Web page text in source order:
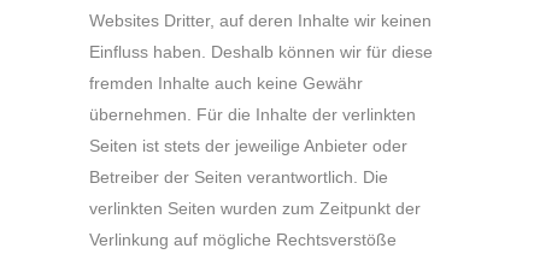
Websites Dritter, auf deren Inhalte wir keinen
Einfluss haben. Deshalb können wir für diese
fremden Inhalte auch keine Gewähr
übernehmen. Für die Inhalte der verlinkten
Seiten ist stets der jeweilige Anbieter oder
Betreiber der Seiten verantwortlich. Die
verlinkten Seiten wurden zum Zeitpunkt der
Verlinkung auf mögliche Rechtsverstöße